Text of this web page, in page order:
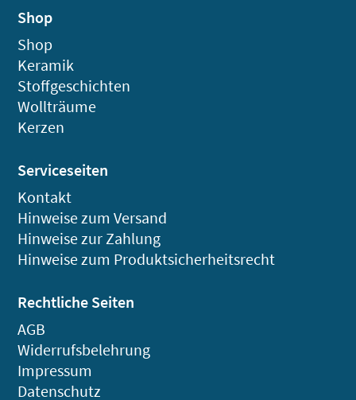
Shop
Shop
Keramik
Stoffgeschichten
Wollträume
Kerzen
Serviceseiten
Kontakt
Hinweise zum Versand
Hinweise zur Zahlung
Hinweise zum Produktsicherheitsrecht
Rechtliche Seiten
AGB
Widerrufsbelehrung
Impressum
Datenschutz